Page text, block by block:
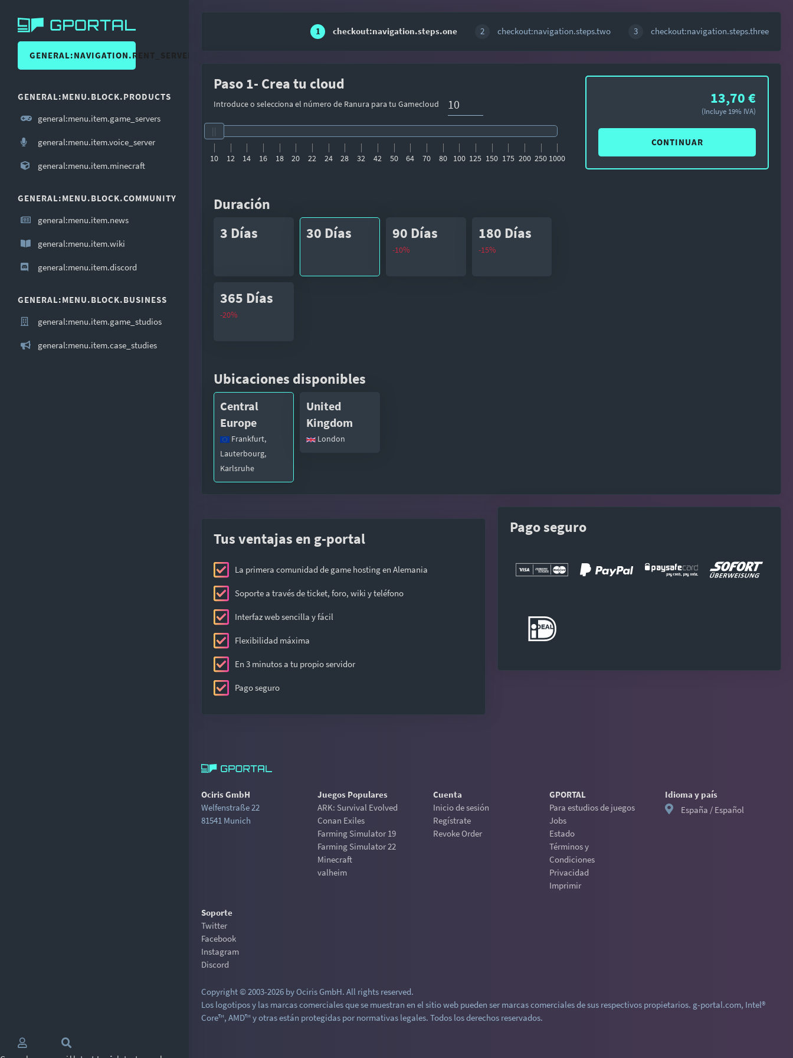
1 checkout:navigation.steps.one 2 checkout:navigation.steps.two 3 checkout:navigation.steps.three
Paso 1- Crea tu cloud
Introduce o selecciona el número de Ranura para tu Gamecloud
10 12 14 16 18 20 22 24 28 32 42 50 64 70 80 100 125 150 175 200 250 1000
Duración
3 Días
30 Días 90 Días
-10%
180 Días
-15%
365 Días
-20%
Ubicaciones disponibles
Central
Europe
Frankfurt,
Lauterbourg,
Karlsruhe
United
Kingdom
London
13,70 €
(Incluye 19% IVA)
CONTINUAR
Tus ventajas en g-portal
La primera comunidad de game hosting en Alemania
Soporte a través de ticket, foro, wiki y teléfono
Interfaz web sencilla y fácil
Flexibilidad máxima
En 3 minutos a tu propio servidor
Pago seguro
Pago seguro
GENERAL:NAVIGATION.RENT_SERVER
GENERAL:MENU.BLOCK.PRODUCTS
general:menu.item.game_servers
general:menu.item.voice_server
general:menu.item.minecraft
GENERAL:MENU.BLOCK.COMMUNITY
general:menu.item.news
general:menu.item.wiki
general:menu.item.discord
GENERAL:MENU.BLOCK.BUSINESS
general:menu.item.game_studios
general:menu.item.case_studies
Ociris GmbH
Welfenstraße 22
81541 Munich
Juegos Populares
ARK: Survival Evolved
Conan Exiles
Farming Simulator 19
Farming Simulator 22
Minecraft
valheim
Cuenta
Inicio de sesión
Regístrate
Revoke Order
GPORTAL
Para estudios de juegos
Jobs
Estado
Términos y
Condiciones
Privacidad
Imprimir
Idioma y país
España / Español
Soporte
Twitter
Facebook
Instagram
Discord
Copyright © 2003-2026 by Ociris GmbH. All rights reserved.
Los logotipos y las marcas comerciales que se muestran en el sitio web pueden ser marcas comerciales de sus respectivos propietarios. g-portal.com, Intel®
Core™, AMD™ y otras están protegidas por normativas legales. Todos los derechos reservados.